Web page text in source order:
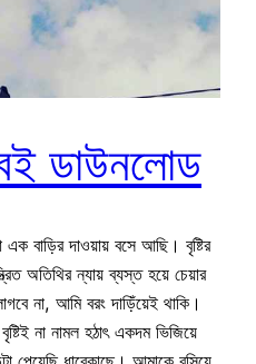
ডাউনলোড
দাওয়ায় বসে আছি। বৃষ্টির
অতিথির ন্যায় ব্যস্ত হয়ে চেয়ার
না, আমি বরং দাড়িঁয়েই থাকি।
না নামল হঠাৎ একদম ভিজিয়ে